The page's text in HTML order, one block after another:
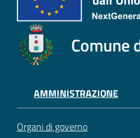
Comune
AMMINISTRAZIONE
Organi di governo